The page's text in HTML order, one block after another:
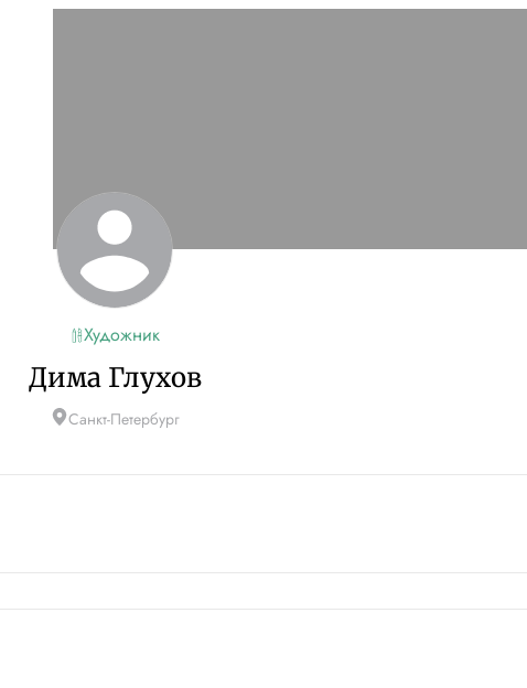
Художник
Дима Глухов
Санкт-Петербург